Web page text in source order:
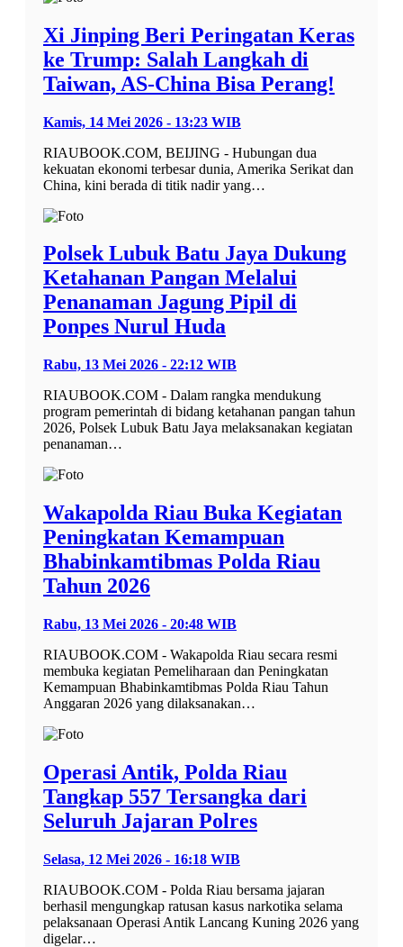
Xi Jinping Beri Peringatan Keras
ke Trump: Salah Langkah di
Taiwan, AS-China Bisa Perang!
Kamis, 14 Mei 2026 - 13:23 WIB
RIAUBOOK.COM, BEIJING - Hubungan dua
kekuatan ekonomi terbesar dunia, Amerika Serikat dan
China, kini berada di titik nadir yang…
Polsek Lubuk Batu Jaya Dukung
Ketahanan Pangan Melalui
Penanaman Jagung Pipil di
Ponpes Nurul Huda
Rabu, 13 Mei 2026 - 22:12 WIB
RIAUBOOK.COM - Dalam rangka mendukung
program pemerintah di bidang ketahanan pangan tahun
2026, Polsek Lubuk Batu Jaya melaksanakan kegiatan
penanaman…
Wakapolda Riau Buka Kegiatan
Peningkatan Kemampuan
Bhabinkamtibmas Polda Riau
Tahun 2026
Rabu, 13 Mei 2026 - 20:48 WIB
RIAUBOOK.COM - Wakapolda Riau secara resmi
membuka kegiatan Pemeliharaan dan Peningkatan
Kemampuan Bhabinkamtibmas Polda Riau Tahun
Anggaran 2026 yang dilaksanakan…
Operasi Antik, Polda Riau
Tangkap 557 Tersangka dari
Seluruh Jajaran Polres
Selasa, 12 Mei 2026 - 16:18 WIB
RIAUBOOK.COM - Polda Riau bersama jajaran
berhasil mengungkap ratusan kasus narkotika selama
pelaksanaan Operasi Antik Lancang Kuning 2026 yang
digelar…